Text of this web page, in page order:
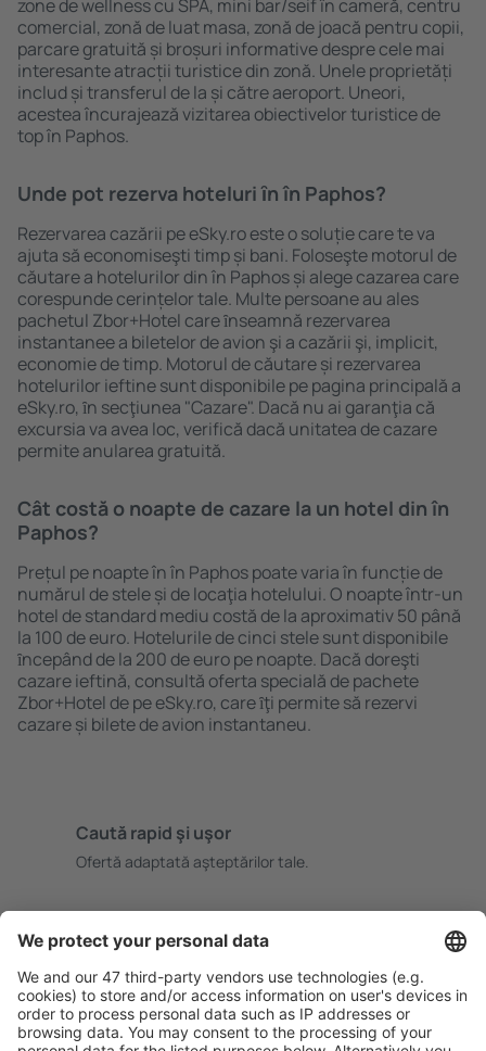
zone de wellness cu SPA, mini bar/seif în cameră, centru
comercial, zonă de luat masa, zonă de joacă pentru copii,
parcare gratuită și broșuri informative despre cele mai
interesante atracții turistice din zonă. Unele proprietăți
includ și transferul de la și către aeroport. Uneori,
acestea încurajează vizitarea obiectivelor turistice de
top în Paphos.
Unde pot rezerva hoteluri ȋn în Paphos?
Rezervarea cazării pe eSky.ro este o soluție care te va
ajuta să economiseşti timp și bani. Foloseşte motorul de
căutare a hotelurilor din în Paphos și alege cazarea care
corespunde cerințelor tale. Multe persoane au ales
pachetul Zbor+Hotel care ȋnseamnă rezervarea
instantanee a biletelor de avion şi a cazării şi, implicit,
economie de timp. Motorul de căutare și rezervarea
hotelurilor ieftine sunt disponibile pe pagina principală a
eSky.ro, ȋn secţiunea "Cazare". Dacă nu ai garanţia că
excursia va avea loc, verifică dacă unitatea de cazare
permite anularea gratuită.
Cât costă o noapte de cazare la un hotel din în
Paphos?
Prețul pe noapte în în Paphos poate varia în funcție de
numărul de stele și de locaţia hotelului. O noapte într-un
hotel de standard mediu costă de la aproximativ 50 până
la 100 de euro. Hotelurile de cinci stele sunt disponibile
ȋncepând de la 200 de euro pe noapte. Dacă doreşti
cazare ieftină, consultă oferta specială de pachete
Zbor+Hotel de pe eSky.ro, care ȋţi permite să rezervi
cazare și bilete de avion instantaneu.
Caută rapid şi uşor
Ofertă adaptată aşteptărilor tale.
Rezervare fără griji cu opțiune gratuită de anulare.
Economiseşte mai mult